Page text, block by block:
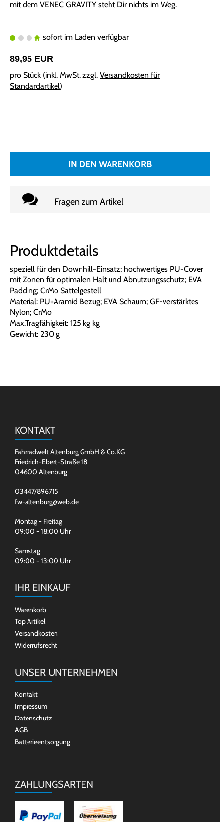
mit dem VENEC GRAVITY steht Dir nichts im Weg.
sofort im Laden verfügbar
89,95 EUR
pro Stück (inkl. MwSt. zzgl. Versandkosten für
Standardartikel)
IN DEN WARENKORB
Fragen zum Artikel
Produktdetails
speziell für den Downhill-Einsatz; hochwertiges PU-Cover
mit Zonen für optimalen Halt und Abnutzungsschutz; EVA
Padding; CrMo Sattelgestell
Material: PU+Aramid Bezug; EVA Schaum; GF-verstärktes
Nylon; CrMo
Max.Tragfähigkeit: 125 kg kg
Gewicht: 230 g
KONTAKT
Fahrradwelt Altenburg GmbH & Co.KG
Friedrich-Ebert-Straße 18
04600 Altenburg
03447/896715
fw-altenburg@web.de
Montag - Freitag
09:00 - 18:00 Uhr
Samstag
09:00 - 13:00 Uhr
IHR EINKAUF
Warenkorb
Top Artikel
Versandkosten
Widerrufsrecht
UNSER UNTERNEHMEN
Kontakt
Impressum
Datenschutz
AGB
Batterieentsorgung
ZAHLUNGSARTEN